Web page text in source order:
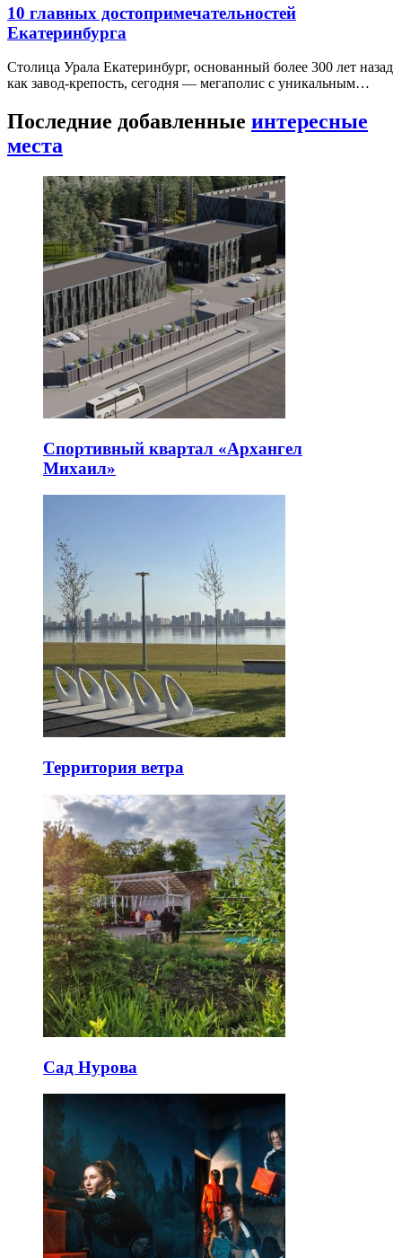
10 главных достопримечательностей
Екатеринбурга
Столица Урала Екатеринбург, основанный более 300 лет назад
как завод-крепость, сегодня — мегаполис с уникальным…
Последние добавленные интересные
места
Спортивный квартал «Архангел
Михаил»
Территория ветра
Сад Нурова